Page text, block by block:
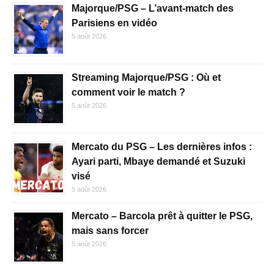
Majorque/PSG – L’avant-match des
Parisiens en vidéo
5 août 2026
Streaming Majorque/PSG : Où et
comment voir le match ?
5 août 2026
Mercato du PSG – Les dernières infos :
Ayari parti, Mbaye demandé et Suzuki
visé
5 août 2026
Mercato – Barcola prêt à quitter le PSG,
mais sans forcer
5 août 2026